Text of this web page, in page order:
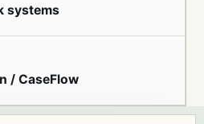
systems
/ CaseFlow